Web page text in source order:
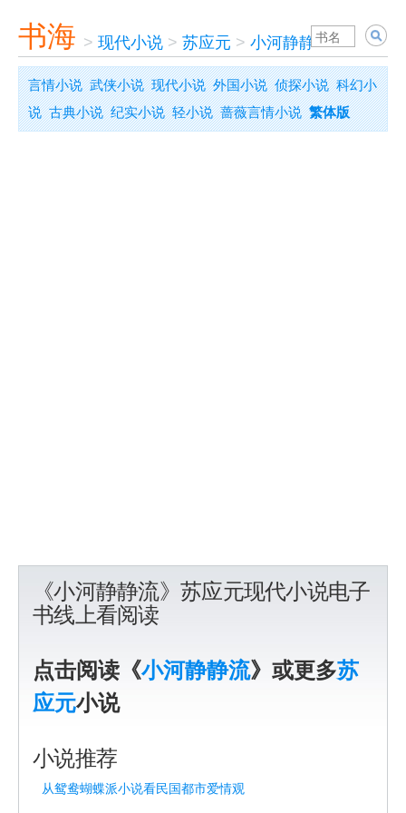
书海 > 现代小说 > 苏应元 > 小河静静流
言情小说 武侠小说 现代小说 外国小说 侦探小说 科幻小
说 古典小说 纪实小说 轻小说 蔷薇言情小说 繁体版
《小河静静流》苏应元现代小说电子
书线上看阅读
点击阅读《小河静静流》或更多苏
应元小说
小说推荐
从鸳鸯蝴蝶派小说看民国都市爱情观